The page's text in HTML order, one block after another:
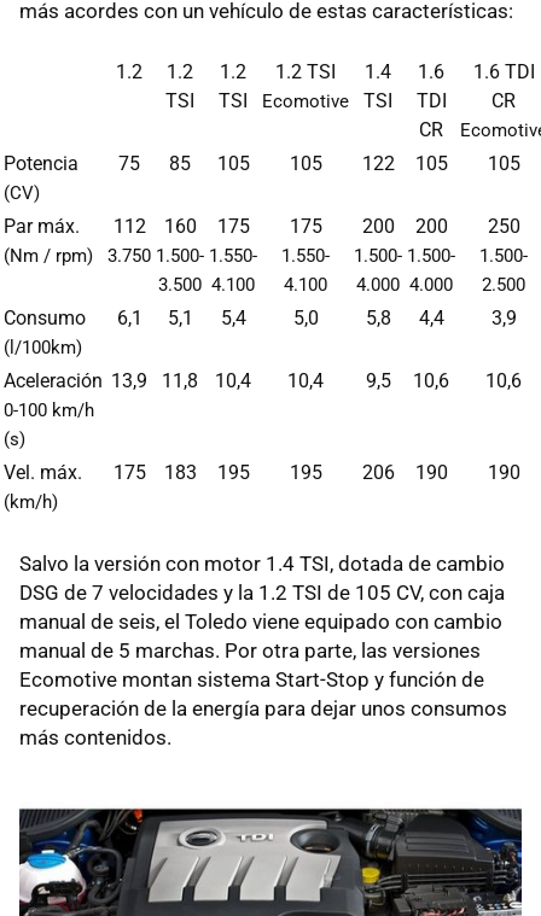
más acordes con un vehículo de estas características:
1.2
1.2
TSI
1.2
TSI
1.2 TSI
Ecomotive
1.4
TSI
1.6
TDI
CR
1.6 TDI
CR
Potencia
(CV)
75 85 105 105 122 105 105
Par máx.
(Nm / rpm)
112
3.750
160
1.500-
3.500
175
1.550-
4.100
175
1.550-
4.100
200
1.500-
4.000
200
1.500-
4.000
250
1.500-
2.500
Consumo
(l/100km)
6,1 5,1 5,4 5,0 5,8 4,4 3,9
Aceleración
0-100 km/h
(s)
13,9 11,8 10,4 10,4 9,5 10,6 10,6
Vel. máx.
(km/h)
175 183 195 195 206 190 190
Salvo la versión con motor 1.4 TSI, dotada de cambio
DSG de 7 velocidades y la 1.2 TSI de 105 CV, con caja
manual de seis, el Toledo viene equipado con cambio
manual de 5 marchas. Por otra parte, las versiones
Ecomotive montan sistema Start-Stop y función de
recuperación de la energía para dejar unos consumos
más contenidos.